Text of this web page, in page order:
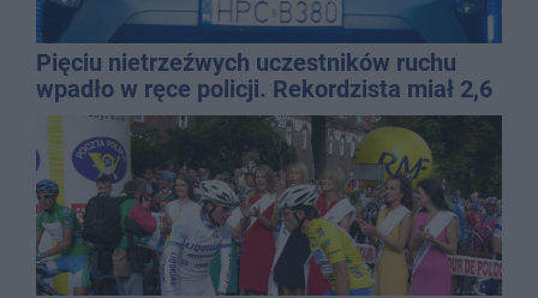
Pięciu nietrzeźwych uczestników ruchu
wpadło w ręce policji. Rekordzista miał 2,6
promila